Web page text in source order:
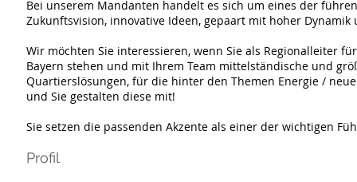
Bei unserem Mandanten handelt es sich um eines der
Zukunftsvision, innovative Ideen, gepaart mit hoher Dynamik
Wir möchten Sie interessieren, wenn Sie als Regionalleiter
Bayern stehen und mit Ihrem Team mittelständische und
Quartierslösungen, für die hinter den Themen Energie /
und Sie gestalten diese mit!
Sie setzen die passenden Akzente als einer der wichtigen
Profil